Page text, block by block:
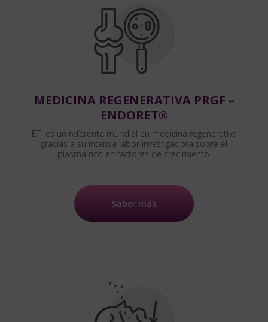
MEDICINA REGENERATIVA PRGF –
ENDORET®
BTI es un referente mundial en medicina regenerativa
gracias a su intensa labor investigadora sobre el
plasma rico en factores de crecimiento.
Saber más